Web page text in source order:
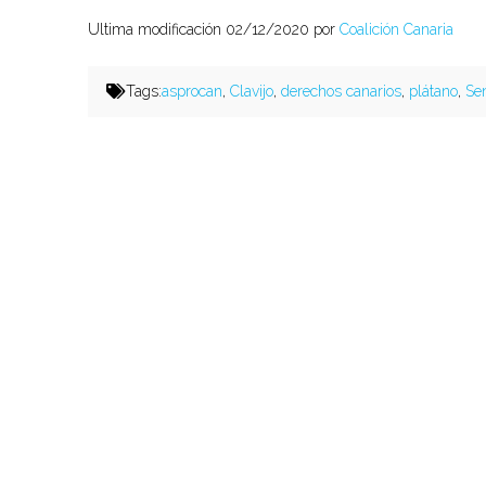
Ultima modificación 02/12/2020 por Coalición Canaria
Tags:asprocan,Clavijo,derechos canarios, plátano,